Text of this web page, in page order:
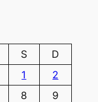
S
D
1
2
8
9